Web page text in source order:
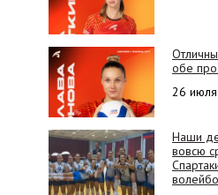
обе
26
Наши
вовсю